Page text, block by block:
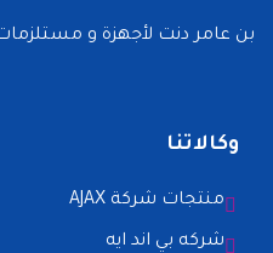
بن عامر دنت لأجهزة و
وكالاتنا
منتجات شركة AJAX
شركه بي اند ايه